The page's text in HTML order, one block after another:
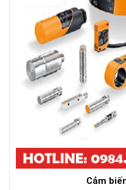
Cảm